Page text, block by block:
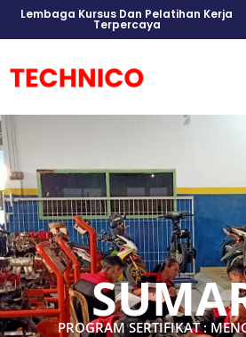
Lembaga Kursus Dan Pelatihan Kerja
Terpercaya
PROGRAM SERTIFIKAT :